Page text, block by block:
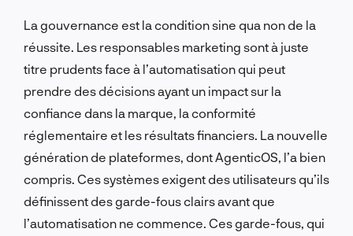
La gouvernance est la condition sine qua non de la
réussite. Les responsables marketing sont à juste
titre prudents face à l’automatisation qui peut
prendre des décisions ayant un impact sur la
confiance dans la marque, la conformité
réglementaire et les résultats financiers. La nouvelle
génération de plateformes, dont AgenticOS, l’a bien
compris. Ces systèmes exigent des utilisateurs qu’ils
définissent des garde-fous clairs avant que
l’automatisation ne commence. Ces garde-fous, qui